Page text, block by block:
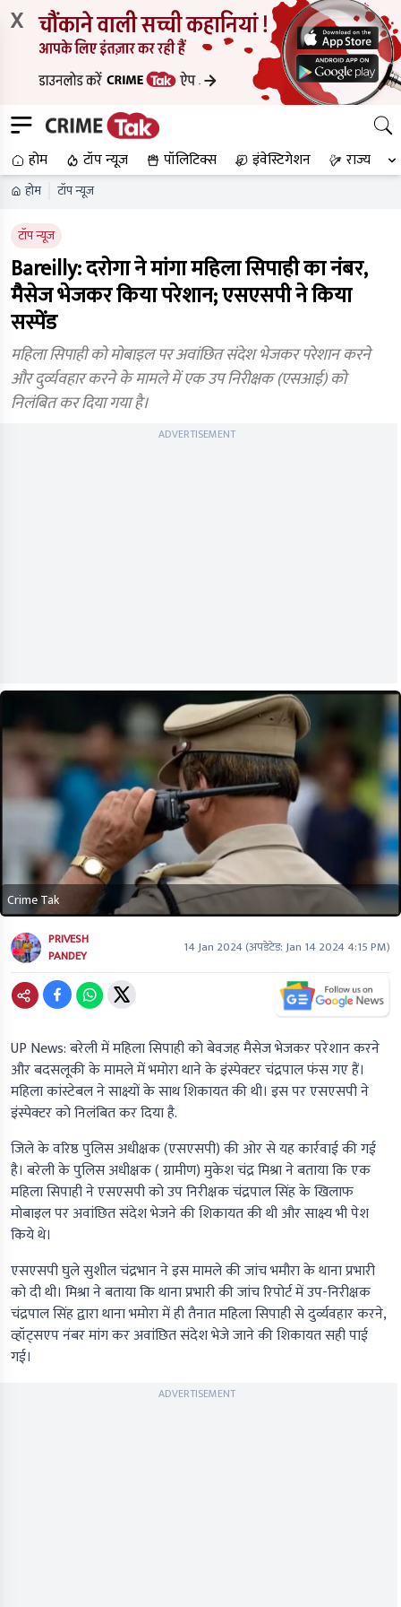
X
होम टॉप न्यूज पॉलिटिक्स इंवेस्टिगेशन राज्य
होम टॉप न्यूज
टॉप न्यूज
Bareilly: दरोगा ने मांगा महिला सिपाही का नंबर,
मैसेज भेजकर किया परेशान; एसएसपी ने किया
सस्पेंड
महिला सिपाही को मोबाइल पर अवांछित संदेश भेजकर परेशान करने
और दुर्व्यवहार करने के मामले में एक उप निरीक्षक (एसआई) को
निलंबित कर दिया गया है।
ADVERTISEMENT
Crime Tak
PRIVESH
PANDEY
14 Jan 2024(अपडेटेड:Jan 14 2024 4:15 PM)
UP News: बरेली में महिला सिपाही को बेवजह मैसेज भेजकर परेशान करने
और बदसलूकी के मामले में भमोरा थाने के इंस्पेक्टर चंद्रपाल फंस गए हैं।
महिला कांस्टेबल ने साक्ष्यों के साथ शिकायत की थी। इस पर एसएसपी ने
इंस्पेक्टर को निलंबित कर दिया है.
जिले के वरिष्ठ पुलिस अधीक्षक (एसएसपी) की ओर से यह कार्रवाई की गई
है। बरेली के पुलिस अधीक्षक ( ग्रामीण) मुकेश चंद्र मिश्रा ने बताया कि एक
महिला सिपाही ने एसएसपी को उप निरीक्षक चंद्रपाल सिंह के खिलाफ
मोबाइल पर अवांछित संदेश भेजने की शिकायत की थी और साक्ष्य भी पेश
किये थे।
एसएसपी घुले सुशील चंद्रभान ने इस मामले की जांच भमौरा के थाना प्रभारी
को दी थी। मिश्रा ने बताया कि थाना प्रभारी की जांच रिपोर्ट में उप-निरीक्षक
चंद्रपाल सिंह द्वारा थाना भमोरा में ही तैनात महिला सिपाही से दुर्व्यवहार करने,
व्हॉट्सएप नंबर मांग कर अवांछित संदेश भेजे जाने की शिकायत सही पाई
गई।
ADVERTISEMENT